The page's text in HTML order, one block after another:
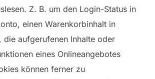
Z. B. um den Login-Status in
einen Warenkorbinhalt in
die aufgerufenen Inhalte oder
eines Onlineangebotes
können ferner zu